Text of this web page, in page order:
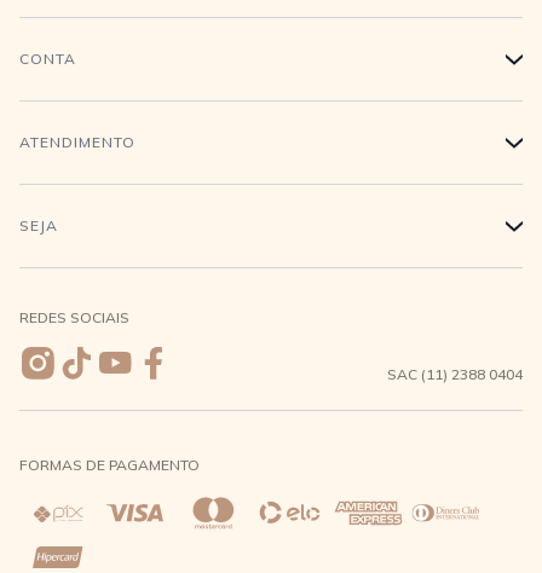
História
Conecte-se
CONTA +
Login
Meus pedidos
Wishlist
ATENDIMENTO +
Compra Segura
Entrega e Frete
Trocas e Devoluções
Direito de Arrependimento
Política de Privacidade
SEJA +
REDES SOCIAIS
SAC (11) 2388 0404
FORMAS DE PAGAMENTO